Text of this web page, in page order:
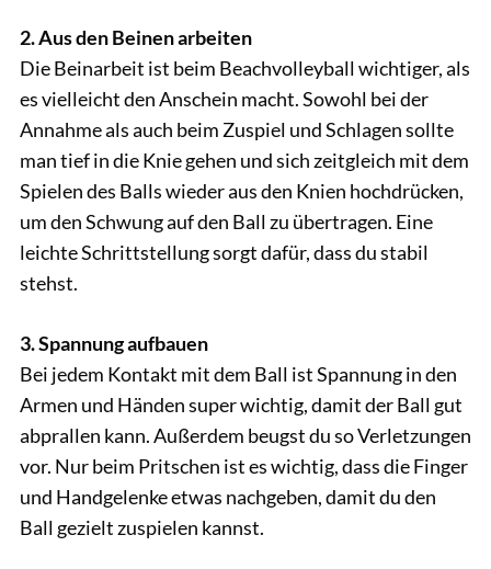
2. Aus den Beinen arbeiten
Die Beinarbeit ist beim Beachvolleyball wichtiger, als
es vielleicht den Anschein macht. Sowohl bei der
Annahme als auch beim Zuspiel und Schlagen sollte
man tief in die Knie gehen und sich zeitgleich mit dem
Spielen des Balls wieder aus den Knien hochdrücken,
um den Schwung auf den Ball zu übertragen. Eine
leichte Schrittstellung sorgt dafür, dass du stabil
stehst.
3. Spannung aufbauen
Bei jedem Kontakt mit dem Ball ist Spannung in den
Armen und Händen super wichtig, damit der Ball gut
abprallen kann. Außerdem beugst du so Verletzungen
vor. Nur beim Pritschen ist es wichtig, dass die Finger
und Handgelenke etwas nachgeben, damit du den
Ball gezielt zuspielen kannst.